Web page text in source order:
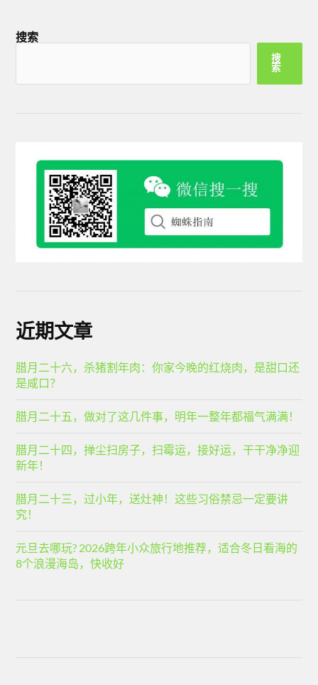
搜索
搜
索
近期文章
腊月二十六，杀猪割年肉：你家今晚的红烧肉，是甜口还
是咸口？
腊月二十五，做对了这几件事，明年一整年都福气满满！
腊月二十四，掸尘扫房子，扫霉运，接好运，干干净净迎
新年！
腊月二十三，过小年，送灶神！这些习俗禁忌一定要讲
究！
元旦去哪玩? 2026跨年小众旅行地推荐，适合冬日看海的
8个浪漫海岛，快收好